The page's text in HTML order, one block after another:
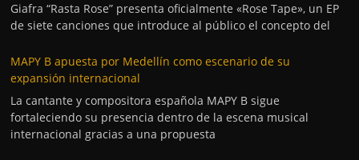
Giafra “Rasta Rose” presenta oficialmente «Rose Tape», un EP
de siete canciones que introduce al público el concepto del
MAPY B apuesta por Medellín como escenario de su
expansión internacional
La cantante y compositora española MAPY B sigue
fortaleciendo su presencia dentro de la escena musical
internacional gracias a una propuesta